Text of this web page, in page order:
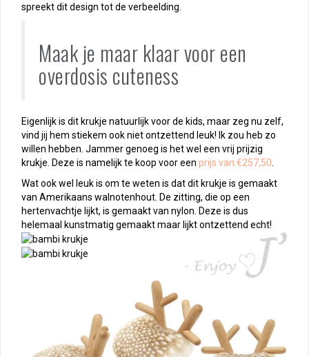
spreekt dit design tot de verbeelding.
Maak je maar klaar voor een
overdosis cuteness
Eigenlijk is dit krukje natuurlijk voor de kids, maar zeg nu zelf,
vind jij hem stiekem ook niet ontzettend leuk! Ik zou heb zo
willen hebben. Jammer genoeg is het wel een vrij prijzig
krukje. Deze is namelijk te koop voor een prijs van €257,50
Wat ook wel leuk is om te weten is dat dit krukje is gemaakt
van Amerikaans walnotenhout. De zitting, die op een
hertenvachtje lijkt, is gemaakt van nylon. Deze is dus
helemaal kunstmatig gemaakt maar lijkt ontzettend echt!